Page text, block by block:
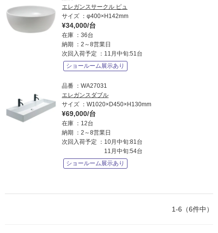
エレガンスサークル ピュ
サイズ
φ400×H142mm
¥34,000/台
在庫
36台
納期
2～8営業日
次回入荷予定
11月中旬:51台
ショールーム展示あり
品番
WA27031
エレガンスダブル
サイズ
W1020×D450×H130mm
¥69,000/台
在庫
12台
納期
2～8営業日
次回入荷予定
10月中旬:81台
11月中旬:54台
ショールーム展示あり
1-6（6件中）